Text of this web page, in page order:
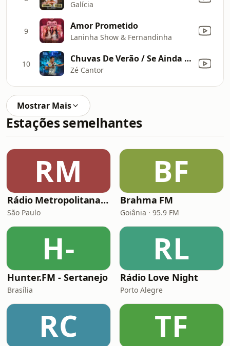
Galícia
9 Amor Prometido
Laninha Show & Fernandinha
10 Chuvas De Verão / Se Ainda Existe Amor / Quando Chegar O Amanhã / Só Liguei Porque Te Amo / Nuvem De Lágrimas
Zé Cantor
Mostrar Mais
Estações semelhantes
RM
Rádio Metropolitana Sertanejo
São Paulo
BF
Brahma FM
Goiânia · 95.9 FM
H-
Hunter.FM - Sertanejo
Brasília
RL
Rádio Love Night
Porto Alegre
RC TF